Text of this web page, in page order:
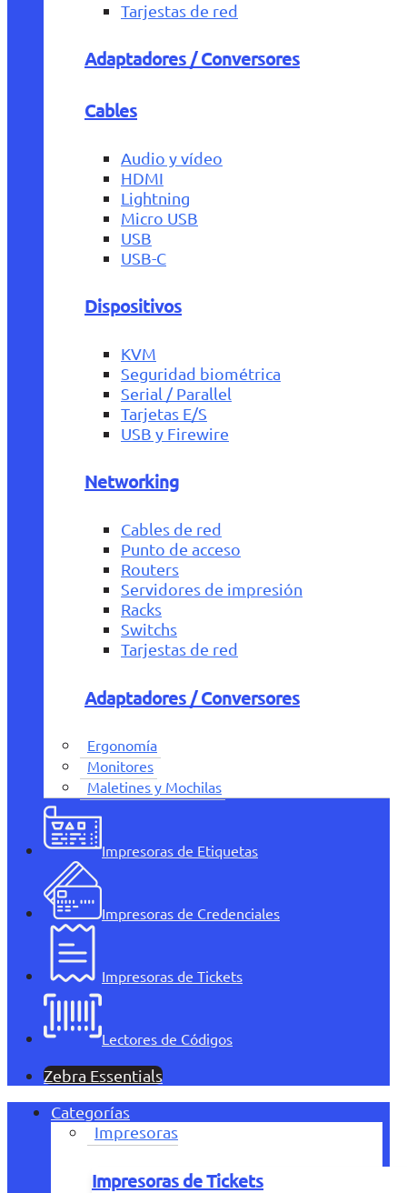
Tarjestas de red
Adaptadores / Conversores
Cables
Audio y vídeo
HDMI
Lightning
Micro USB
USB
USB-C
Dispositivos
KVM
Seguridad biométrica
Serial / Parallel
Tarjetas E/S
USB y Firewire
Networking
Cables de red
Punto de acceso
Routers
Servidores de impresión
Racks
Switchs
Tarjestas de red
Adaptadores / Conversores
Ergonomía
Monitores
Maletines y Mochilas
Impresoras de Etiquetas
Impresoras de Credenciales
Impresoras de Tickets
Lectores de Códigos
Zebra Essentials
Categorías
Impresoras
Impresoras de Tickets